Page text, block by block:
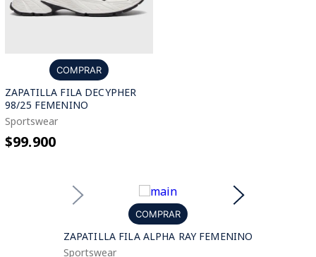
COMPRAR
ZAPATILLA FILA DECYPHER
98/25 FEMENINO
Sportswear
$99.900
COMPRAR
ZAPATILLA FILA ALPHA RAY FEMENINO
Sportswear